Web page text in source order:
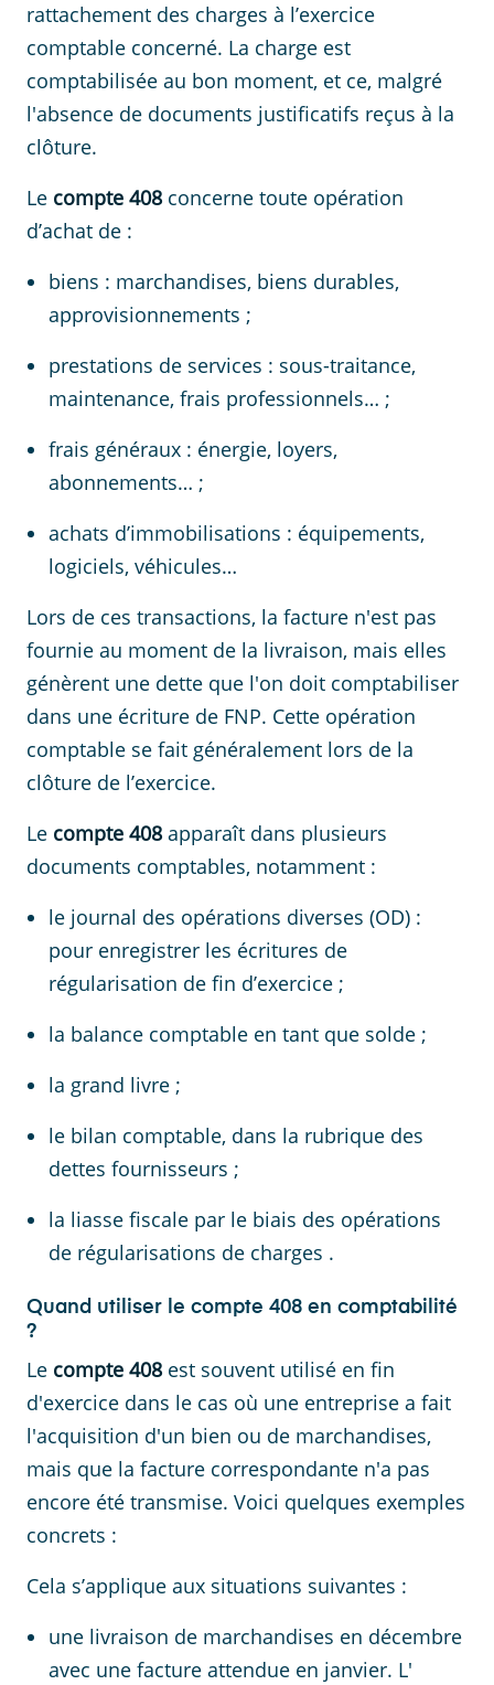
rattachement des charges à l’exercice
comptable concerné. La charge est
comptabilisée au bon moment, et ce, malgré
l'absence de documents justificatifs reçus à la
clôture.
Le compte 408 concerne toute opération
d’achat de :
biens : marchandises, biens durables,
approvisionnements ;
prestations de services : sous-traitance,
maintenance, frais professionnels… ;
frais généraux : énergie, loyers,
abonnements… ;
achats d’immobilisations : équipements,
logiciels, véhicules…
Lors de ces transactions, la facture n'est pas
fournie au moment de la livraison, mais elles
génèrent une dette que l'on doit comptabiliser
dans une écriture de FNP. Cette opération
comptable se fait généralement lors de la
clôture de l’exercice.
Le compte 408 apparaît dans plusieurs
documents comptables, notamment :
le journal des opérations diverses (OD) :
pour enregistrer les écritures de
régularisation de fin d’exercice ;
la balance comptable en tant que solde ;
la grand livre ;
le bilan comptable, dans la rubrique des
dettes fournisseurs ;
la liasse fiscale par le biais des opérations
de régularisations de charges .
Quand utiliser le compte 408 en comptabilité
?
Le compte 408 est souvent utilisé en fin
d'exercice dans le cas où une entreprise a fait
l'acquisition d'un bien ou de marchandises,
mais que la facture correspondante n'a pas
encore été transmise. Voici quelques exemples
concrets :
Cela s’applique aux situations suivantes :
une livraison de marchandises en décembre
avec une facture attendue en janvier. L'